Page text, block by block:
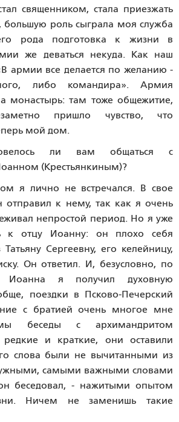
священником, стала приезжать
большую роль сыграла моя служба
рода подготовка к жизни в
же деваться некуда. Как наш
армии все делается по желанию -
либо командира». Армия
монастырь: там тоже общежитие,
пришло чувство, что
мой дом.
ли вам общаться с
(Крестьянкиным)?
я лично не встречался. В свое
отправил к нему, так как я очень
непростой период. Но я уже
к отцу Иоанну: он плохо себя
Татьяну Сергеевну, его келейницу,
Он ответил. И, безусловно, по
Иоанна я получил духовную
поездки в Псково-Печерский
с братией очень многое мне
беседы с архимандритом
и краткие, они оставили
слова были не вычитанными из
самыми важными словами
беседовал, - нажитыми опытом
Ничем не заменишь такие